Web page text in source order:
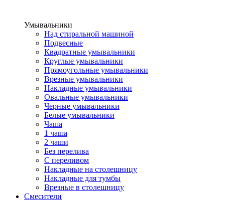
Умывальники
Над стиральной машиной
Подвесные
Квадратные умывальники
Круглые умывальники
Прямоугольные умывальники
Врезные умывальники
Накладные умывальники
Овальные умывальники
Черные умывальники
Белые умывальники
Чаша
1 чаша
2 чаши
Без перелива
С переливом
Накладные на столешницу
Накладные для тумбы
Врезные в столешницу
Смесители